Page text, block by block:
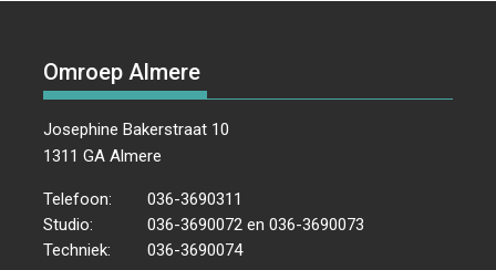
Omroep Almere
Josephine Bakerstraat 10
1311 GA Almere
Telefoon:
036-3690311
Studio:
036-3690072 en 036-3690073
Techniek:
036-3690074